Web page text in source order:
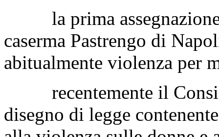
la prima assegnazione
caserma Pastrengo di
abitualmente violenza per
recentemente il
disegno di legge